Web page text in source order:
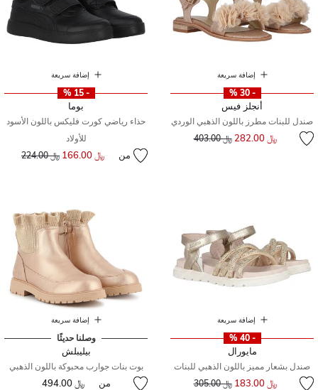
إضافة سريعة
- 30 %
أنجلز فيس
صندل للبنات مطرز باللون الذهبي الوردي
﷼ 282.00 سعر مخفض من﷼ 403.00
إضافة سريعة
- 15 %
بوما
حذاء رياضي كورت فليكس باللون الأسود
للأولاد
من ﷼ 166.00 سعر مخفض من
﷼ 224.00 إلى
إضافة سريعة
- 40 %
مايورال
صندل بشعار مميز باللون الذهبي للبنات
﷼ 183.00 سعر مخفض من﷼ 305.00
إضافة سريعة
وصلنا حديثًا
بيليبلش
بوت بنات جوارب محبوكة باللون الذهبي
من ﷼ 494.00